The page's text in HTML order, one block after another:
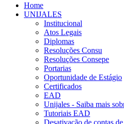
Home
UNIJALES
Institucional
Atos Legais
Diplomas
Resoluções Consu
Resoluções Consepe
Portarias
Oportunidade de Estágio
Certificados
EAD
Unijales - Saiba mais
Tutoriais EAD
Desativação de contas